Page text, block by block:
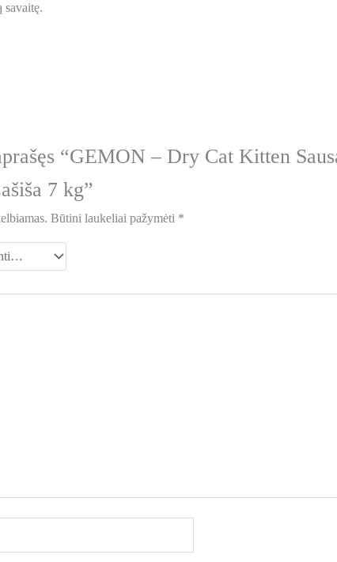
savaitę.
“GEMON – Dry Cat Kitten
7 kg”
Būtini laukeliai pažymėti *